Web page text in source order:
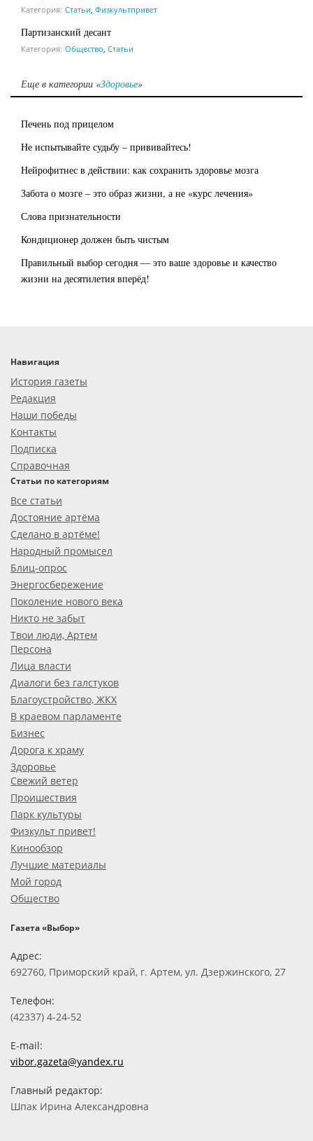
Категория: Статьи Физкультпривет
Партизанский десант
Категория: Общество Статьи
Еще в категории «Здоровье»
Печень под прицелом
Не испытывайте судьбу – прививайтесь!
Нейрофитнес в действии: как сохранить здоровье мозга
Забота о мозге – это образ жизни, а не «курс лечения»
Слова признательности
Кондиционер должен быть чистым
Правильный выбор сегодня — это ваше здоровье и качество
жизни на десятилетия вперёд!
Навигация
История газеты
Редакция
Наши победы
Контакты
Подписка
Справочная
Статьи по категориям
Все статьи
Достояние артёма
Сделано в артёме!
Народный промысел
Блиц-опрос
Энергосбережение
Поколение нового века
Никто не забыт
Твои люди, Артем
Персона
Лица власти
Диалоги без галстуков
Благоустройство, ЖКХ
В краевом парламенте
Бизнес
Дорога к храму
Здоровье
Свежий ветер
Проишествия
Парк культуры
Физкульт привет!
Кинообзор
Лучшие материалы
Мой город
Общество
Газета «Выбор»
Адрес:
692760, Приморский край, г. Артем, ул. Дзержинского, 27
Телефон:
(42337) 4-24-52
E-mail:
vibor.gazeta@yandex.ru
Главный редактор:
Шпак Ирина Александровна